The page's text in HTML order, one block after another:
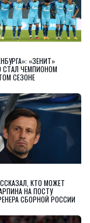
«ЗЕНИТ»
СТАЛ ЧЕМПИОНОМ
СЕЗОНЕ
КТО МОЖЕТ
НА ПОСТУ
СБОРНОЙ РОССИИ